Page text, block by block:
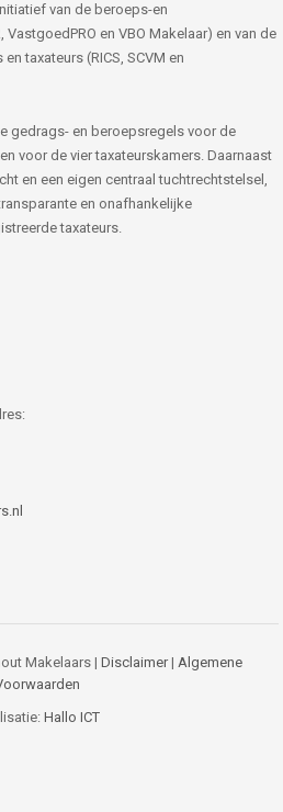
van de beroeps-en
VastgoedPRO en VBO Makelaar) en van de
taxateurs (RICS, SCVM en
gedrags- en beroepsregels voor de
voor de vier taxateurskamers. Daarnaast
en een eigen centraal tuchtrechtstelsel,
en onafhankelijke
taxateurs.
Makelaars | Disclaimer| Algemene
Hallo ICT